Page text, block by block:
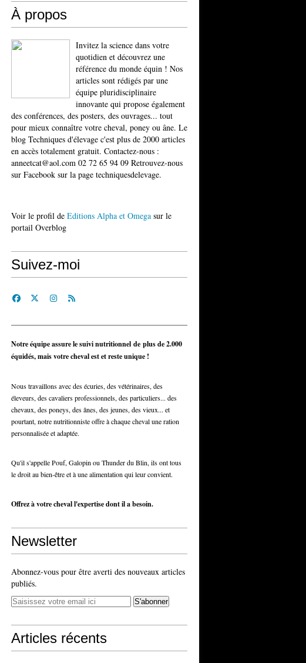
À propos
Invitez la science dans votre
quotidien et découvrez une
référence du monde équin ! Nos
articles sont rédigés par une
équipe pluridisciplinaire
innovante qui propose également
des conférences, des posters, des ouvrages... tout
pour mieux connaître votre cheval, poney ou âne. Le
blog Techniques d'élevage c'est plus de 2000 articles
en accès totalement gratuit. Contactez-nous :
anneetcat@aol.com 02 72 65 94 09 Retrouvez-nous
sur Facebook sur la page techniquesdelevage.
Voir le profil de Editions Alpha et Omega sur le
portail Overblog
Suivez-moi
Notre équipe assure le suivi nutritionnel de plus de 2.000
équidés, mais votre cheval est et reste unique !
Nous travaillons avec des écuries, des vétérinaires, des
éleveurs, des cavaliers professionnels, des particuliers... des
chevaux, des poneys, des ânes, des jeunes, des vieux... et
pourtant, notre nutritionniste offre à chaque cheval une ration
personnalisée et adaptée.
Qu'il s'appelle Pouf, Galopin ou Thunder du Blin, ils ont tous
le droit au bien-être et à une alimentation qui leur convient.
Offrez à votre cheval l'expertise dont il a besoin.
Newsletter
Abonnez-vous pour être averti des nouveaux articles
publiés.
Articles récents